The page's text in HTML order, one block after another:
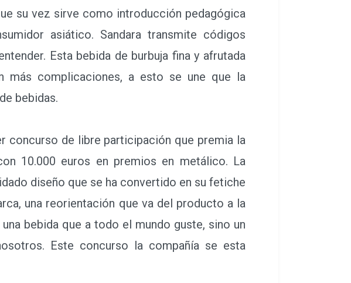
su vez sirve como introducción pedagógica
asiático. Sandara transmite códigos
Esta bebida de burbuja fina y afrutada
complicaciones, a esto se une que la
bebidas.
concurso de libre participación que premia la
10.000 euros en premios en metálico. La
diseño que se ha convertido en su fetiche
una reorientación que va del producto a la
bebida que a todo el mundo guste, sino un
Este concurso la compañía se esta